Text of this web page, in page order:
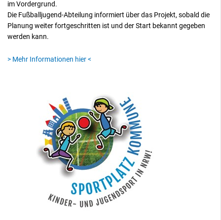
im Vordergrund.
Die Fußballjugend-Abteilung informiert über das Projekt, sobald die
Planung weiter fortgeschritten ist und der Start bekannt gegeben
werden kann.
> Mehr Informationen hier <